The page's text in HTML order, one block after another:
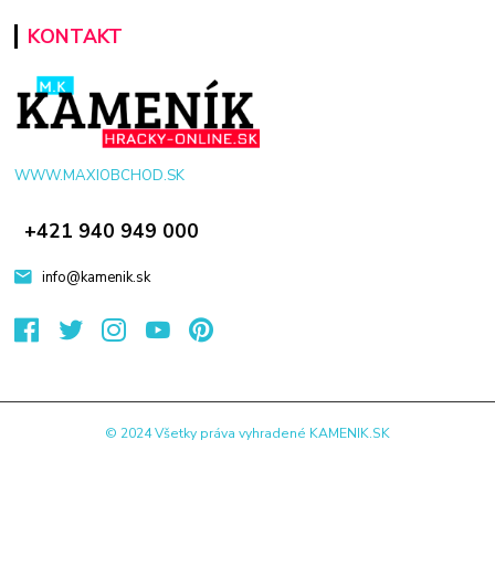
KONTAKT
WWW.MAXIOBCHOD.SK
+421 940 949 000
info@kamenik.sk
© 2024 Všetky práva vyhradené KAMENIK.SK